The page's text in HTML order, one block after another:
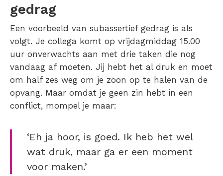
gedrag
Een voorbeeld van subassertief gedrag is als
volgt. Je collega komt op vrijdagmiddag 15.00
uur onverwachts aan met drie taken die nog
vandaag af moeten. Jij hebt het al druk en moet
om half zes weg om je zoon op te halen van de
opvang. Maar omdat je geen zin hebt in een
conflict, mompel je maar:
‘Eh ja hoor, is goed. Ik heb het wel
wat druk, maar ga er een moment
voor maken.’